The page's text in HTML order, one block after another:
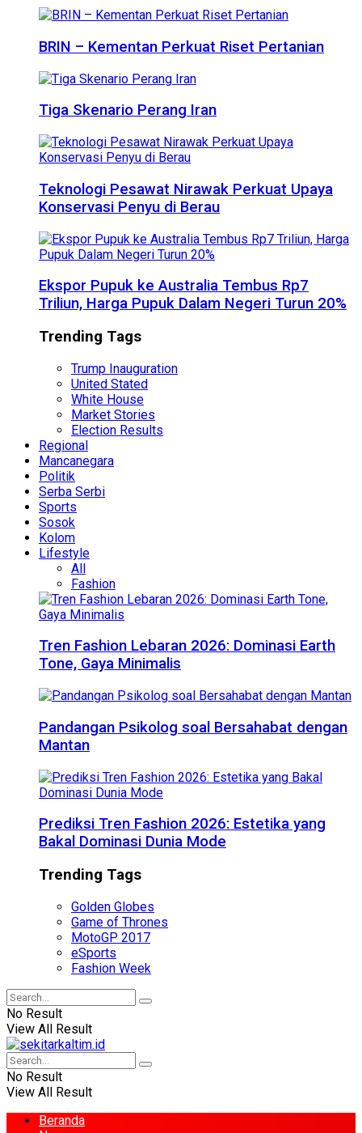
BRIN – Kementan Perkuat Riset Pertanian
Tiga Skenario Perang Iran
Teknologi Pesawat Nirawak Perkuat Upaya
Konservasi Penyu di Berau
Ekspor Pupuk ke Australia Tembus Rp7
Triliun, Harga Pupuk Dalam Negeri Turun 20%
Trending Tags
Trump Inauguration
United Stated
White House
Market Stories
Election Results
Regional
Mancanegara
Politik
Serba Serbi
Sports
Sosok
Kolom
Lifestyle
All
Fashion
Tren Fashion Lebaran 2026: Dominasi Earth
Tone, Gaya Minimalis
Pandangan Psikolog soal Bersahabat dengan
Mantan
Prediksi Tren Fashion 2026: Estetika yang
Bakal Dominasi Dunia Mode
Trending Tags
Golden Globes
Game of Thrones
MotoGP 2017
eSports
Fashion Week
No Result
View All Result
No Result
View All Result
Beranda